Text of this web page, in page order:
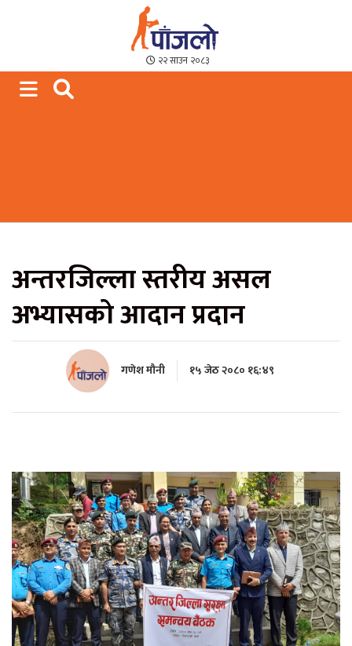
Paajalo News
We are from Far West Nepal
२२ साउन २०८३
अन्तरजिल्ला स्तरीय असल
अभ्यासको आदान प्रदान
गणेश मौनी १५ जेठ २०८० १६:४९